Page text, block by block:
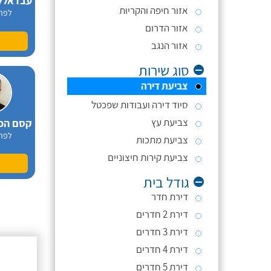
אזור חיפה והקריות
אזור הדרום
אזור הנגב
סוג שירות
צביעת דירה
סיוד דירה ועבודות שפכטל
צביעת עץ
צביעת מתכות
צביעת קירות חיצוניים
גודל בית
דירת חדר
דירת 2 חדרים
דירת 3 חדרים
דירת 4 חדרים
דירת 5 חדרים